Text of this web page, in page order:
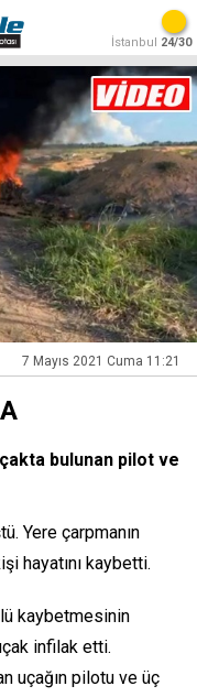
İstanbul 24/30
7 Mayıs 2021 Cuma 11:21
bulunan pilot ve
Yere çarpmanın
hayatını kaybetti.
kaybetmesinin
infilak etti.
uçağın pilotu ve üç